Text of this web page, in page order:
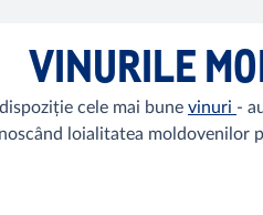
VINURILE
cele mai bune vinuri -
loialitatea